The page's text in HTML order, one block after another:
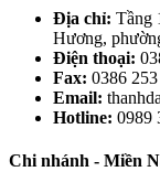
Địa chỉ: Tầng
Hương,
Điện thoại:
Fax: 0386
Email:
Hotline: 0989
Chi nhánh - Miền